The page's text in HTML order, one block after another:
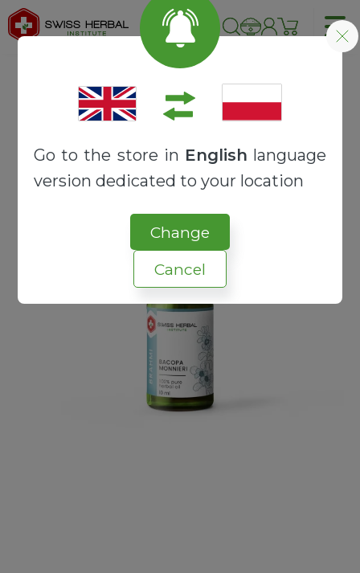
Go to the store in English language
version dedicated to your location
Change
Cancel
Strona główna OLEJKI TERAPEUTYCZNE
Brahmi olejek ziołowy | Bacopa monnieri